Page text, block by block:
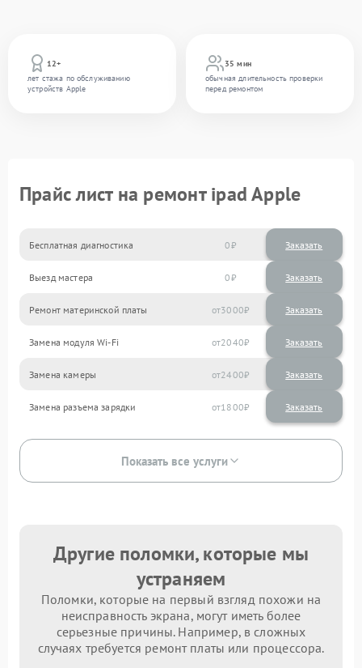
12+
лет стажа по обслуживанию
устройств Apple
35 мин
обычная длительность проверки
перед ремонтом
Прайс лист на ремонт ipad Apple
Бесплатная диагностика 0 Заказать
Выезд мастера 0 Заказать
Ремонт материнской платы 3000
Замена модуля Wi-Fi 2040
Замена камеры 2400
Замена разъема зарядки 1800
Показать все услуги
Другие поломки, которые мы
устраняем
Поломки, которые на первый взгляд похожи на
неисправность экрана, могут иметь более
серьезные причины. Например, в сложных
случаях требуется ремонт платы или процессора.